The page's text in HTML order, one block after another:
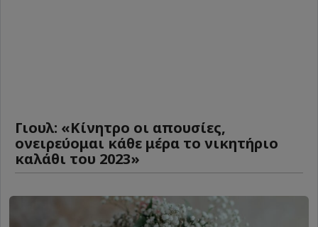
Γιουλ: «Κίνητρο οι απουσίες,
ονειρεύομαι κάθε μέρα το νικητήριο
καλάθι του 2023»